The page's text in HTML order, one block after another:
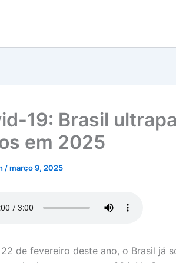
19: Brasil
em 2025
/março 9, 2025
22 de fevereiro deste ano, o Brasil já